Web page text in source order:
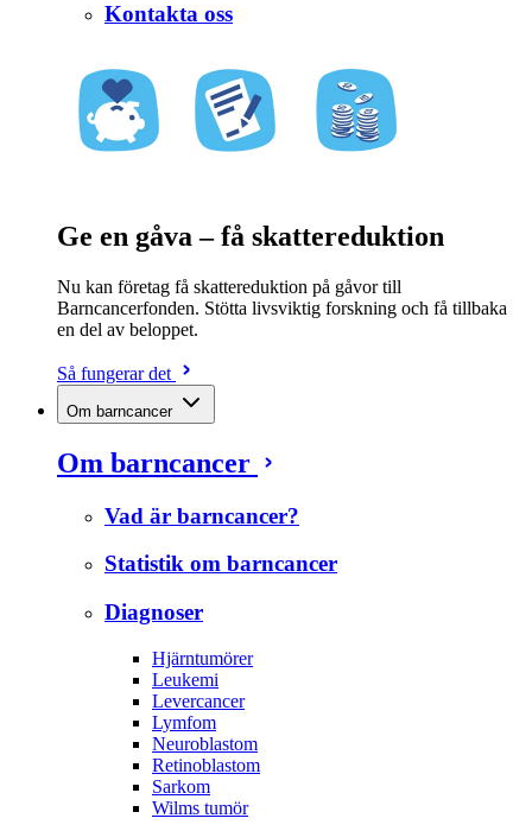
Kontakta oss
Ge en gåva – få skattereduktion
Nu kan företag få skattereduktion på gåvor till
Barncancerfonden. Stötta livsviktig forskning och få tillbaka
en del av beloppet.
Så fungerar det
Om barncancer
Om barncancer
Vad är barncancer?
Statistik om barncancer
Diagnoser
Hjärntumörer
Leukemi
Levercancer
Lymfom
Neuroblastom
Retinoblastom
Sarkom
Wilms tumör